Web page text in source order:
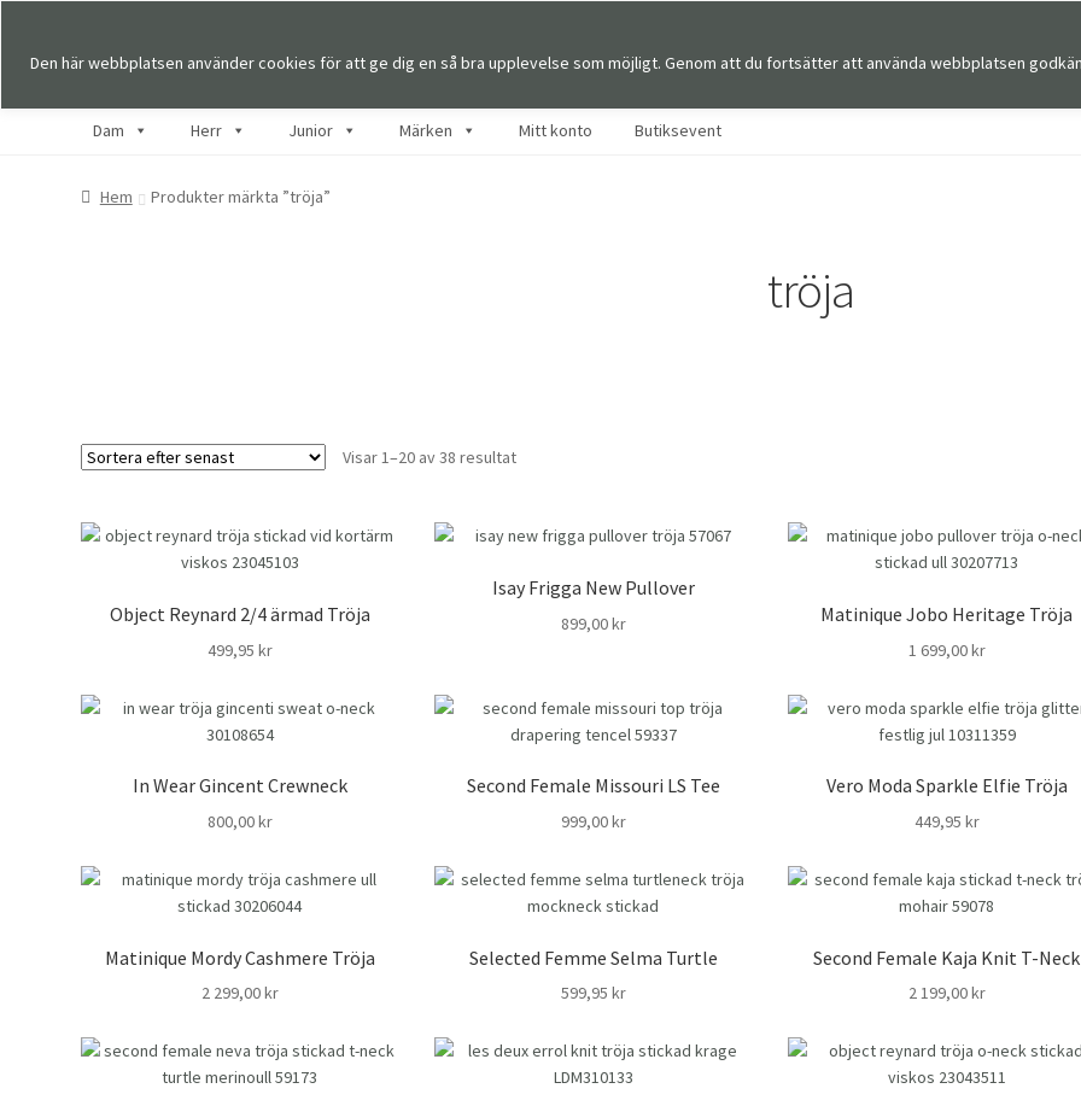
Den här webbplatsen använder cookies för att ge dig en så bra upplevelse som möjligt. Genom att du fortsätter att använda webbplatsen
Sök
Sök
Dam Herr Junior Märken Mitt konto Butiksevent
Hem Produkter märkta ”tröja”
tröja
Visar 1–20 av 38 resultatSortera
Object Reynard 2/4 ärmad Tröja
499,95 kr
Isay Frigga New Pullover
899,00kr Matinique Jobo Heritage Tröja
1 699,00kr
In Wear Gincent Crewneck
800,00kr
Second Female Missouri LS Tee
999,00kr
Vero Moda Sparkle Elfie Tröja
449,95 kr
Matinique Mordy Cashmere Tröja
2 299,00kr
Selected Femme Selma Turtle
599,95 kr
Second Female Kaja Knit T-Neck
2 199,00kr